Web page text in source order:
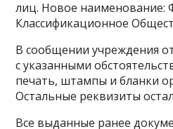
лиц. Новое наименование:
Классификационное
В сообщении учреждения
с указанными
печать, штампы и бланки
Остальные реквизиты
Все выданные ранее